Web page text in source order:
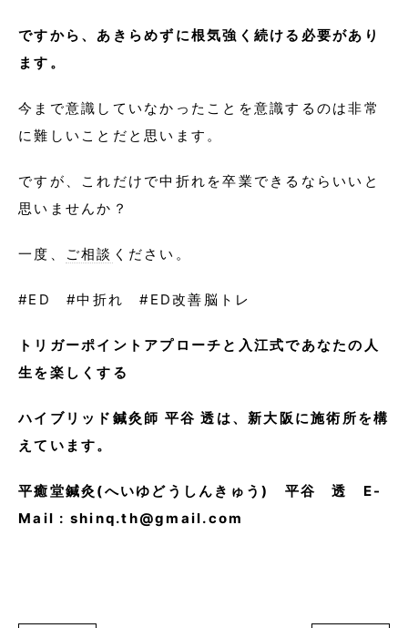
ですから、あきらめずに根気強く続ける必要があり
ます。
今まで意識していなかったことを意識するのは非常
に難しいことだと思います。
ですが、これだけで中折れを卒業できるならいいと
思いませんか？
一度、 ご相談 ください。
#ED #中折れ #ED改善脳トレ
トリガーポイントアプローチと入江式であなたの人
生を楽しくする
ハイブリッド鍼灸師 平谷 透は、 新大阪に施術所を構
えています。
平癒堂鍼灸(へいゆどうしんきゅう) 平谷 透 E-
Mail : shinq.th@gmail.com